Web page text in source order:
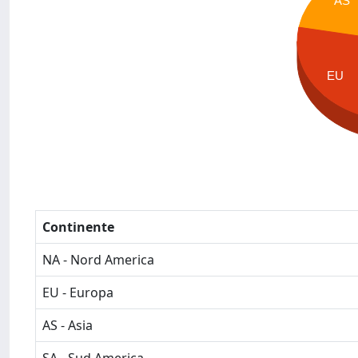
EU
Continente
NA - Nord America
EU - Europa
AS - Asia